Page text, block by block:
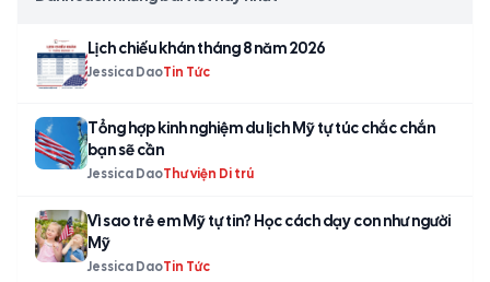
Lịch chiếu khán tháng 8 năm 2026
Jessica DaoTin Tức
Tổng hợp kinh nghiệm du lịch Mỹ tự túc chắc chắn
bạn sẽ cần
Jessica DaoThư viện Di trú
Vì sao trẻ em Mỹ tự tin? Học cách dạy con như người
Mỹ
Jessica DaoTin Tức